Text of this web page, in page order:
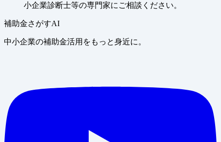
小企業診断士等の専門家にご相談ください。
補助金さがすAI
中小企業の補助金活用をもっと身近に。